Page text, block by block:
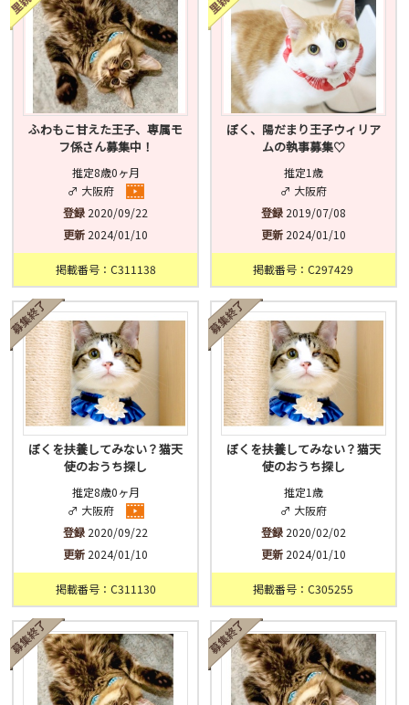
ふわもこ甘えた王子、専属モ
フ係さん募集中！
推定8歳0ヶ月
♂ 大阪府
登録 2020/09/22
更新 2024/01/10
掲載番号：C311138
ぼく、陽だまり王子ウィリア
ムの執事募集♡
推定1歳
♂ 大阪府
登録2019/07/08
更新2024/01/10
掲載番号：C297429
ぼくを扶養してみない？猫天
使のおうち探し
推定8歳0ヶ月
♂ 大阪府
登録 2020/09/22
更新 2024/01/10
掲載番号：C311130
ぼくを扶養してみない？猫天
使のおうち探し
推定1歳
♂ 大阪府
登録2020/02/02
更新2024/01/10
掲載番号：C305255